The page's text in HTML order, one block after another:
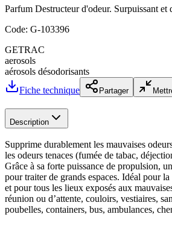
Parfum Destructeur d'odeur. Surpuissant et
Code: G-103396
GETRAC
aerosols
aérosols désodorisants
Fiche technique
Partager
Description
Supprime durablement les mauvaises
les odeurs tenaces (fumée de tabac,
Grâce à sa forte puissance de propulsion,
pour traiter de grands espaces. Idéal pour
et pour tous les lieux exposés aux
réunion ou d’attente, couloirs, vestiaires,
poubelles, containers, bus, ambulances,